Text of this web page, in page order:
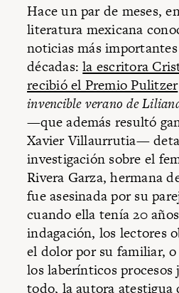
Hace un par de meses,
literatura mexicana
noticias más
décadas:la escritora
recibió el Premio Pulitzer
invencible verano de
—que además resultó
Xavier Villaurrutia—
investigación sobre el
Rivera Garza, hermana
fue asesinada por su
cuando ella tenía 20
indagación, los lectores
el dolor por su familiar,
los laberínticos
todo, la autora atestigua